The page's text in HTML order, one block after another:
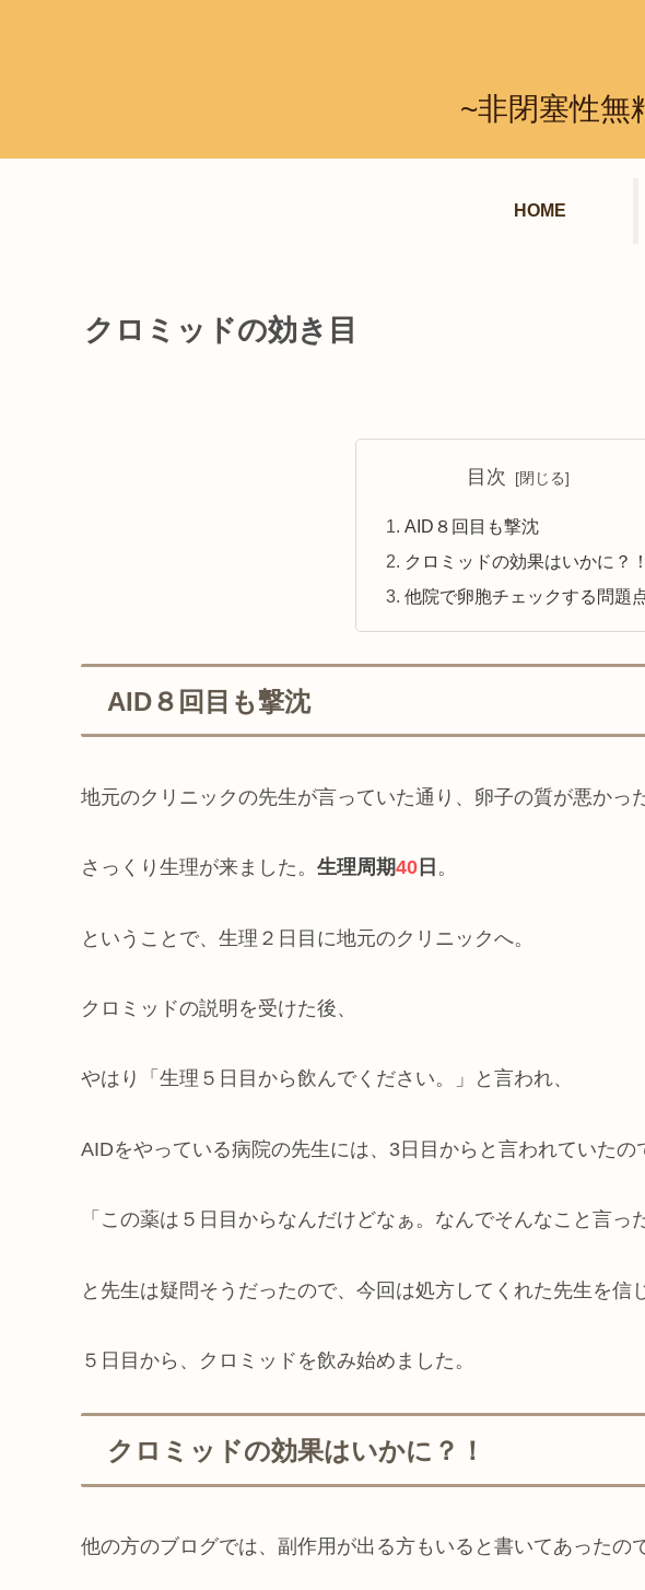
~非閉塞性無
HOME
クロミッドの効き目
目次
AID８回目も撃沈
クロミッドの効果はいかに？！
他院で卵胞チェックする問題
AID８回目も撃沈
地元のクリニックの先生が言っていた通り、卵子の質が悪かっ
さっくり生理が来ました。 生理周期40 日 。
ということで、生理２日目に地元のクリニックへ。
クロミッドの説明を受けた後、
やはり「生理５日目から飲んでください。」と言われ、
AIDをやっている病院の先生には、3日目からと言われていたの
「この薬は５日目からなんだけどなぁ。なんでそんなこと言っ
と先生は疑問そうだったので、今回は処方してくれた先生を信
５日目から、クロミッドを飲み始めました。
クロミッドの効果はいかに？！
他の方のブログでは、副作用が出る方もいると書いてあったの